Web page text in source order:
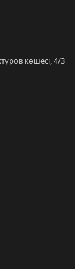
көшесі, 4/3